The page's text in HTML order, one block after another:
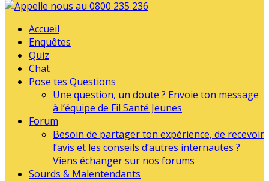
Accueil
Enquêtes
Quiz
Chat
Pose tes Questions
Une question, un doute ? Envoie ton message
à l’équipe de Fil Santé Jeunes
Forum
Besoin de partager ton expérience, de recevoir
l’avis et les conseils d’autres internautes ?
Viens échanger sur nos forums
Sourds & Malentendants